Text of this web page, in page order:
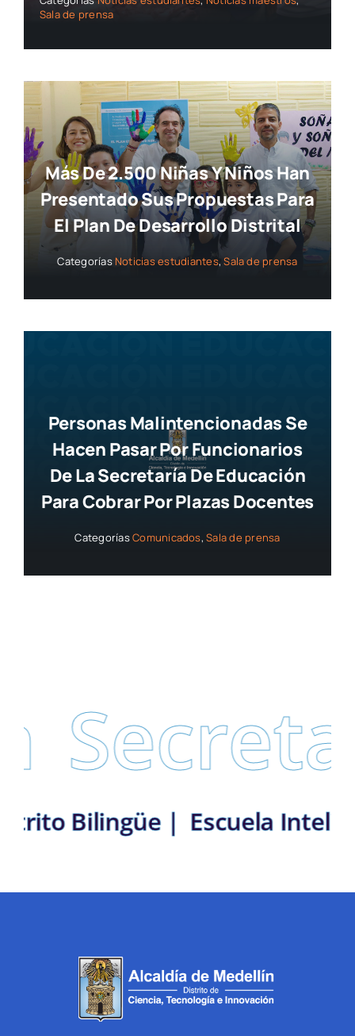
Sala de prensa
Más De 2.500 Niñas Y Niños Han
Presentado Sus Propuestas Para
El Plan De Desarrollo Distrital
Categorías Noticias estudiantes,Sala de prensa
Personas Malintencionadas Se
Hacen Pasar Por Funcionarios
De La Secretaría De Educación
Para Cobrar Por Plazas Docentes
CategoríasComunicados,Sala de prensa
Escuela
Distrito Bilingüe |